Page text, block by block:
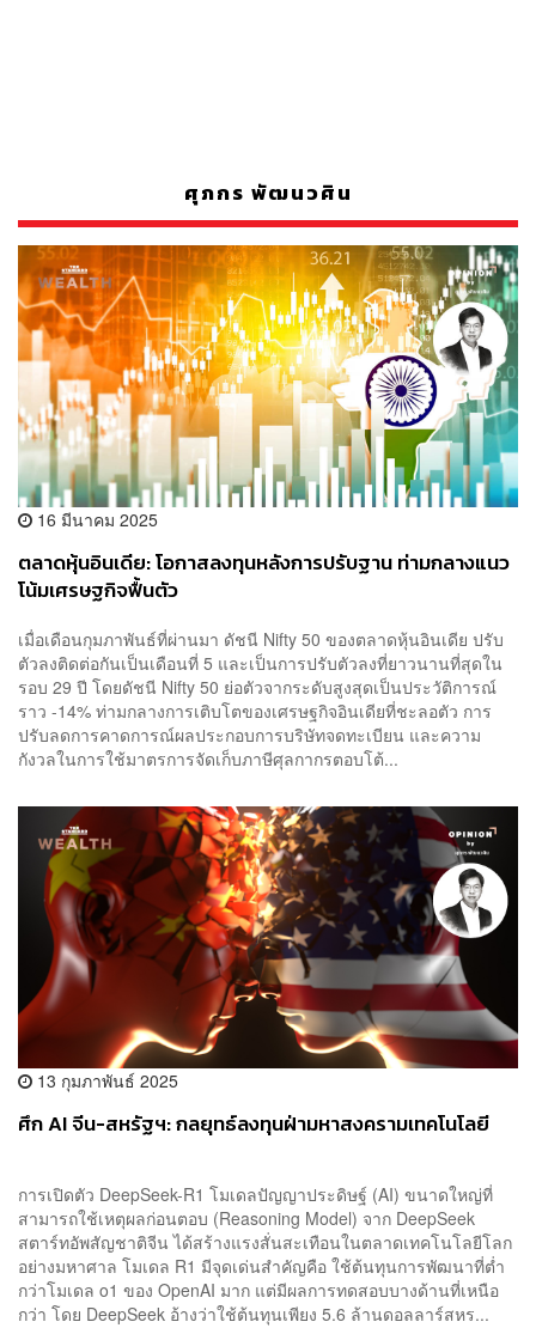
ศุภกร พัฒนวศิน
16 มีนาคม 2025
ตลาดหุ้นอินเดีย: โอกาสลงทุนหลังการปรับฐาน ท่ามกลางแนว
โน้มเศรษฐกิจฟื้นตัว
เมื่อเดือนกุมภาพันธ์ที่ผ่านมา ดัชนี Nifty 50 ของตลาดหุ้นอินเดีย ปรับ
ตัวลงติดต่อกันเป็นเดือนที่ 5 และเป็นการปรับตัวลงที่ยาวนานที่สุดใน
รอบ 29 ปี โดยดัชนี Nifty 50 ย่อตัวจากระดับสูงสุดเป็นประวัติการณ์
ราว -14% ท่ามกลางการเติบโตของเศรษฐกิจอินเดียที่ชะลอตัว การ
ปรับลดการคาดการณ์ผลประกอบการบริษัทจดทะเบียน และความ
กังวลในการใช้มาตรการจัดเก็บภาษีศุลกากรตอบโต้...
13 กุมภาพันธ์ 2025
ศึก AI จีน-สหรัฐฯ: กลยุทธ์ลงทุนฝ่ามหาสงครามเทคโนโลยี
การเปิดตัว DeepSeek-R1 โมเดลปัญญาประดิษฐ์ (AI) ขนาดใหญ่ที่
สามารถใช้เหตุผลก่อนตอบ (Reasoning Model) จาก DeepSeek
สตาร์ทอัพสัญชาติจีน ได้สร้างแรงสั่นสะเทือนในตลาดเทคโนโลยีโลก
อย่างมหาศาล โมเดล R1 มีจุดเด่นสำคัญคือ ใช้ต้นทุนการพัฒนาที่ต่ำ
กว่าโมเดล o1 ของ OpenAI มาก แต่มีผลการทดสอบบางด้านที่เหนือ
กว่า โดย DeepSeek อ้างว่าใช้ต้นทุนเพียง 5.6 ล้านดอลลาร์สหร...